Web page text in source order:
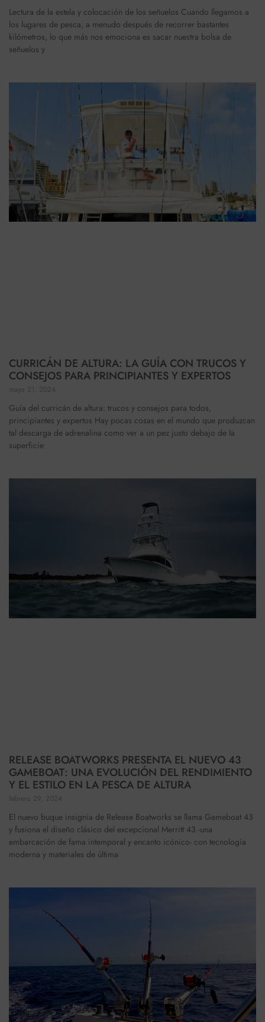
Lectura de la estela y colocación de los señuelos Cuando llegamos a
los lugares de pesca, a menudo después de recorrer bastantes
kilómetros, lo que más nos emociona es sacar nuestra bolsa de
señuelos y
CURRICÁN DE ALTURA: LA GUÍA CON TRUCOS Y
CONSEJOS PARA PRINCIPIANTES Y EXPERTOS
mayo 21, 2024
Guía del curricán de altura: trucos y consejos para todos,
principiantes y expertos Hay pocas cosas en el mundo que produzcan
tal descarga de adrenalina como ver a un pez justo debajo de la
superficie
RELEASE BOATWORKS PRESENTA EL NUEVO 43
GAMEBOAT: UNA EVOLUCIÓN DEL RENDIMIENTO
Y EL ESTILO EN LA PESCA DE ALTURA
febrero 29, 2024
El nuevo buque insignia de Release Boatworks se llama Gameboat 43
y fusiona el diseño clásico del excepcional Merritt 43 -una
embarcación de fama intemporal y encanto icónico- con tecnología
moderna y materiales de última